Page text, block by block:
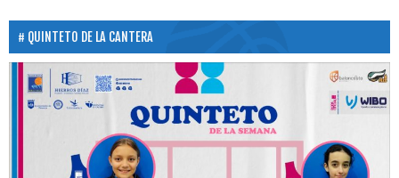
QUINTETO DE LA CANTERA